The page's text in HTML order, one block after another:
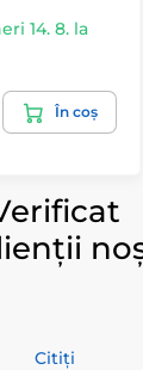
14. 8. la
În coș
Citiți